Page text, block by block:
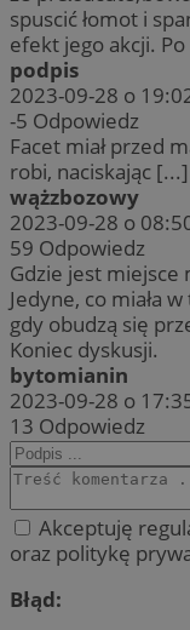
spuscić łomot i
efekt jego akcji.
podpis
2023-09-28 o
-5 Odpowiedz
Facet miał przed
robi, naciskając
wążzbozowy
2023-09-28 o
59 Odpowiedz
Gdzie jest miejsce
Jedyne, co miała
gdy obudzą się
Koniec dyskusji.
bytomianin
2023-09-28 o
13 Odpowiedz
Akceptuję
oraz politykę
Błąd: